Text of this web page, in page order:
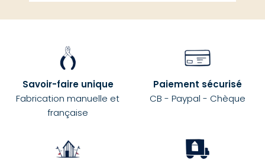
Savoir-faire unique
Fabrication manuelle et
française
Paiement sécurisé
CB - Paypal - Chèque